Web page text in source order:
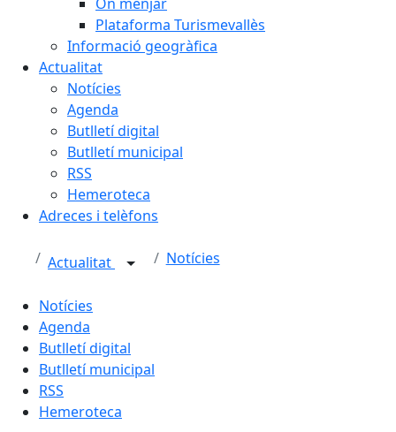
Plataforma Turismevallès
Informació geogràfica
Actualitat
Notícies
Agenda
Butlletí digital
Butlletí municipal
RSS
Hemeroteca
Adreces i telèfons
Actualitat Notícies
Notícies
Agenda
Butlletí digital
Butlletí municipal
RSS
Hemeroteca